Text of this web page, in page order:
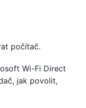
počítač.
Wi-Fi Direct
jak povolit,